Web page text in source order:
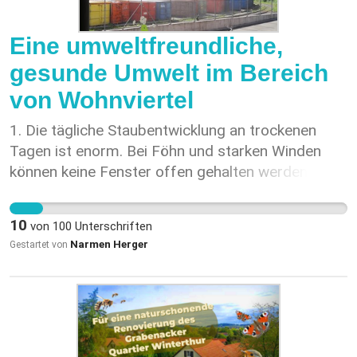
Verwendung ihrer Steuergelder hat.
Eine umweltfreundliche,
gesunde Umwelt im Bereich
von Wohnviertel
1. Die tägliche Staubentwicklung an trockenen
Tagen ist enorm. Bei Föhn und starken Winden
können keine Fenster offen gehalten werden und
unmöglich. Fenstersimsen und Hausfassaden
werden erheblich mit Staub belegt. 2. Die
Container sind teilweise ungedeckt. d.h. Es
privaten Bauherrn unbedingt befohlen wird. (Die
Container sind undicht und verlieren jeweils viel
Abwasser beim Auflad der Container auf die
10 von 100 Unterschriften
Gestartet von Narmen Herger